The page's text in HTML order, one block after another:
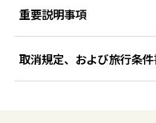
重要説明事項
取消規定、および旅行条